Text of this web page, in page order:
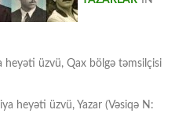
heyəti üzvü, Qax bölgə təmsilçisi
heyəti üzvü, Yazar (Vəsiqə N: